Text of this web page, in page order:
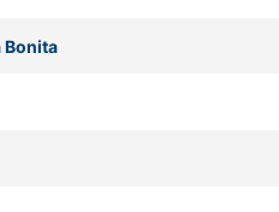
Bonita